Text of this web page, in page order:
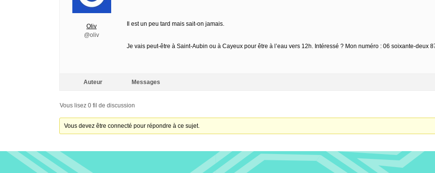
Oliv
@oliv
Il est un peu tard mais sait-on jamais.
Je vais peut-être à Saint-Aubin ou à Cayeux pour être à l’eau vers 12h. Intéressé ? Mon numéro : 06 soixante-deux
Auteur Messages
Vous lisez 0 fil de discussion
Vous devez être connecté pour répondre à ce sujet.